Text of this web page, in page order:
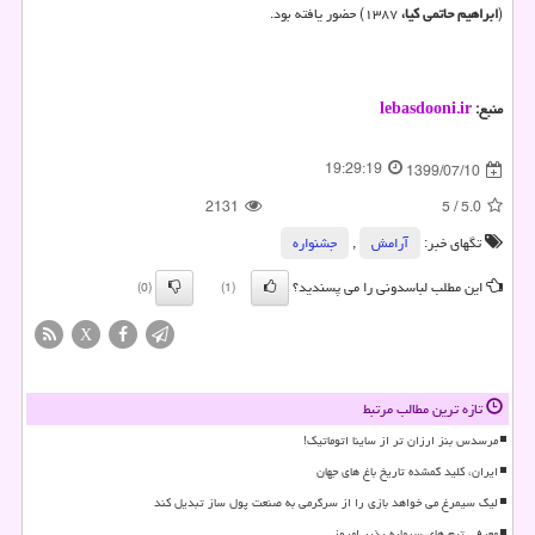
(ابراهیم حاتمی کیا،۱۳۸۷) حضور یافته بود.
منبع:lebasdooni.ir
1399/07/10
19:29:19
5.0
/
5
2131
تگهای خبر:
آرامش ,
جشنواره
این مطلب لباسدونی را می پسندید؟
(1)
(0)
X
تازه ترین مطالب مرتبط
مرسدس بنز ارزان تر از ساینا اتوماتیک!
ایران، کلید گمشده تاریخ باغ های جهان
لیگ سیمرغ می خواهد بازی را از سرگرمی به صنعت پول ساز تبدیل کند